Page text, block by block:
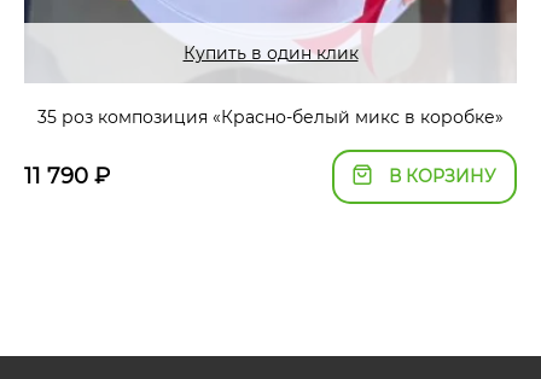
Купить в один клик
35 роз композиция «Красно-белый микс в коробке»
11 790 ₽ В КОРЗИНУ